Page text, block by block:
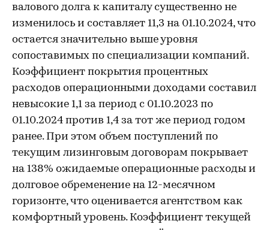
валового долга к капиталу существенно не
изменилось и составляет 11,3 на 01.10.2024, что
остается значительно выше уровня
сопоставимых по специализации компаний.
Коэффициент покрытия процентных
расходов операционными доходами составил
невысокие 1,1 за период с 01.10.2023 по
01.10.2024 против 1,4 за тот же период годом
ранее. При этом объем поступлений по
текущим лизинговым договорам покрывает
на 138% ожидаемые операционные расходы и
долговое обременение на 12-месячном
горизонте, что оценивается агентством как
комфортный уровень. Коэффициент текущей